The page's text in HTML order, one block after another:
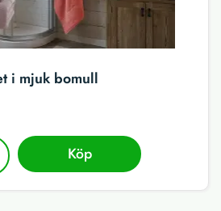
i mjuk bomull
Köp